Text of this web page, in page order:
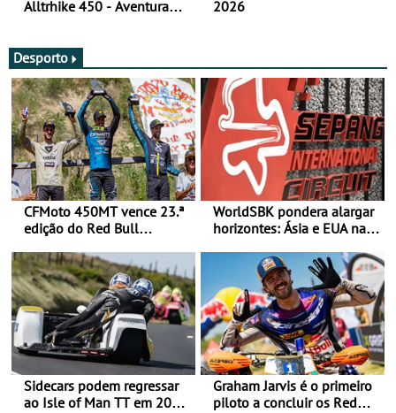
Alltrhike 450 - Aventura
2026
Desporto
CFMoto 450MT vence 23.ª
edição do Red Bull
Categorias Adventure -
Vitória na Ultimate, Core e
Lite
WorldSBK pondera alargar
horizontes: Ásia e EUA na
Sidecars podem regressar
ao Isle of Man TT em 2027
Graham Jarvis é o primeiro
piloto a concluir os Red